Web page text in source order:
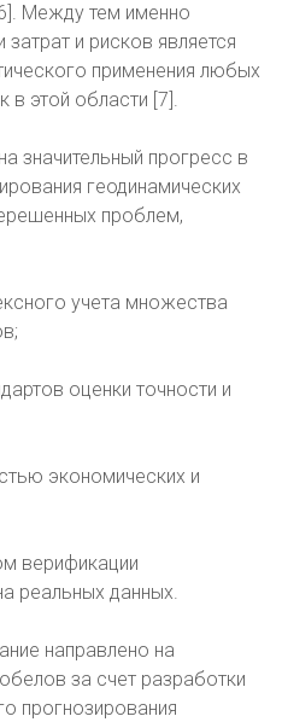
Между тем именно
и рисков является
применения любых
в этой области [7].
значительный прогресс в
геодинамических
проблем,
учета множества
оценки точности и
экономических и
верификации
реальных данных.
направлено на
за счет разработки
прогнозирования